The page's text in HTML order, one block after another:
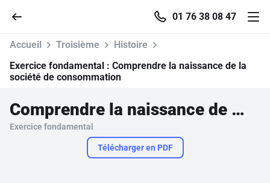
01 76 38 08 47
Parcourir
Accueil Troisième
Histoire
Exercice fondamental : Comprendre la naissance de la
société de consommation
Comprendre la naissance de la société de consommation
Exercice fondamental
Télécharger en PDF